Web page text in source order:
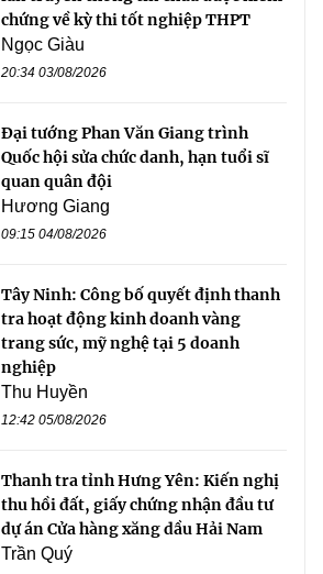
chứng về kỳ thi tốt nghiệp THPT
Ngọc Giàu
20:34 03/08/2026
Đại tướng Phan Văn Giang trình
Quốc hội sửa chức danh, hạn tuổi sĩ
quan quân đội
Hương Giang
09:15 04/08/2026
Tây Ninh: Công bố quyết định thanh
tra hoạt động kinh doanh vàng
trang sức, mỹ nghệ tại 5 doanh
nghiệp
Thu Huyền
12:42 05/08/2026
Thanh tra tỉnh Hưng Yên: Kiến nghị
thu hồi đất, giấy chứng nhận đầu tư
dự án Cửa hàng xăng dầu Hải Nam
Trần Quý